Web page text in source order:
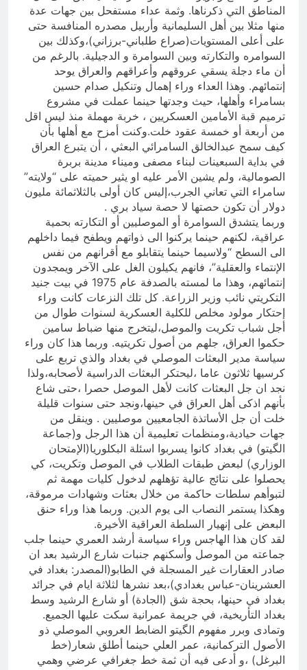
المناطق التي ذكرناها. وثمة عداء مستفحل بين جهات عدة
منها مثلا بين أهل السليمانية وأربيل مصدره المنافسة حتى
على أعلى المستويات(صراع طلباني-برزاني)،وكذلك بين
السوامره والتكارته وبين السوامرة و الدجيلية. بالرغم من
أن ماء دجلة يسقي عروقهم وأعراقهم والعراق يوحد
إنتمائهم. وهذا العداء وراء إهمال وتنكيل صدام حسين
بسامراء وأهلها، حيث وجدتها حينما عملت في مشروع
ترميم قبة الأمامين العسكريين ، خربة مهملة منذ ليس اقل
من أربعة أو خمسة عقود خلت.وكنت أمزح مع أهلها بأن
كيف سمح عبدالخالق السامرائي البعثي ، أن يتبرع العراق
في بداية السبعينات لبناء مصفى وميناء مدينة بربرة
الصومالية، ولم يشين الأمر عليه او يثير حميته على “ولايته”
سامراء التي تعاني الجرب،إليس كان أولى بالثلاثمائة مليون
دولار أن تكون حصتها لا حصة سياد بري .
وربما يتشدق السوامرة أو الموصليين أو التكارته بحمية
عراقية، لكنهم حينما يركنوا الى ذواتهم ويطفح فيما داخلهم
الى السطح “ولاسيما حينما يتقابلو مع أقرانهم من نفس
الإنتماء والعقلية”، فانهم يكيلون الغل على الآخر ويمجدون
إنتمائهم، وهذا ما لمسته بالصدفة عام 1975 في بيت جنيد
التكريتي نائب وزير الزراعة. كل تلك النزعات كانت وراء
إحتكار مولود مخلص للكلية العسكرية لسنوات طوال من
أجل شباب تكريت والموصل،ليتخرج منها ضباط سامين
حكموا العراق، جلهم من أصول تكريتيه. وربما هذا كان وراء
سياسة مدير البعثات الموصلي في بغداد والذي تربع على
كرسيها ثلاثون عاما ،ليحتكر البعثات الدراسية لأصحابه،ولذا
نجد ان جل البعثات كانت لأهل الموصل حصرا ،حتى شاع
بأنهم اذكى أهل العراق في حينها،ونجد حتى سنوات قليلة
خلت أن جل الأساتذة الجامعيين موصليين . وينقل من
جهات حيادية،ومنظمات تعليمية أن هذا الرجل و(جماعة
الگيتو) في بغداد كانوا يسربوا اسئلة البكلوريا(الإمتحان
الوزاري) لبعض طبقات الطلاب في الموصل وتكريت، كي
يحصلوا على نتائج عالية تؤهلهم لدخول كليات مهمة ثم
لتبوأهم سلطات حاكمة من خلال بعثات وشهادات مرموقة،
وهكذا يستمر النصاب الى يوم الدين. وربما هذا وراء حنق
البعض على إنهيار السلطة العراقية الأخيرة.
لقد كان هذا الهاجس وراء سياسة أرشد العمري حينما جلب
جماعته من الموصل وأسكنهم جنبات شارع الرشيد بعد ان
صادر العقارات غير المسجلة في الطابو(المصدر: بغداد في
العشرينان-عباس بغدادي)،بعد نشرها لثلاثة ايام في جرائد
بغداد في حينها، بحجة شق (الجادة) أو شارع الرشيد وسط
بغداد التأريخية، في جريمة عمرانية سكت عليها الجميع.
وتمادى وبرر مفهوم الگيتو الضابط العروبي الموصلي ذو
الأصول التركمانية، عمر العلي حينما أطلق شعار(خط
البرغل) ،و أدعى فيه أن ثمة خط جغرافي عرضي وهمي